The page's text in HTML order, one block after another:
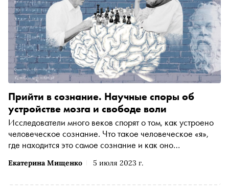
Екатерина Мищенко 5 июля 2023 г.
Прийти в сознание. Научные споры об
устройстве мозга и свободе воли
Исследователи много веков спорят о том, как устроено
человеческое сознание. Что такое человеческое «я»,
где находится это самое сознание и как оно
заключили пари : они поспорили, разберется ли наука к